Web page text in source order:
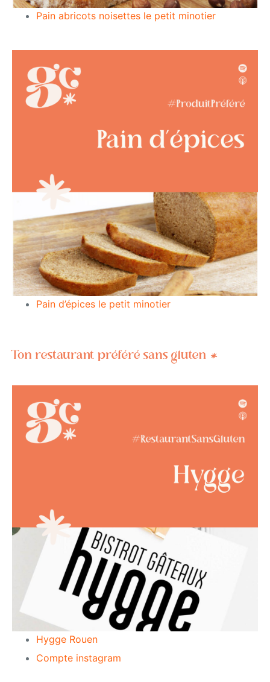
Pain abricots noisettes le petit minotier
Pain d’épices le petit minotier
Hygge Rouen
Compte instagram